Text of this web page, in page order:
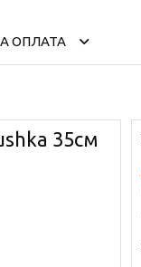
ОПЛАТА
35см